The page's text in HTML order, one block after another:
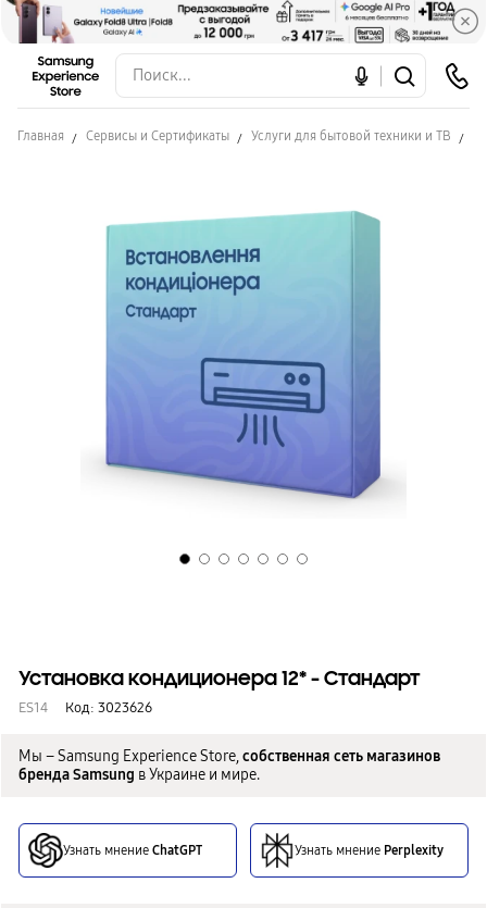
Главная Сервисы и Сертификаты Услуги для бытовой техники и ТВ
Установка кондиционера 12* - Стандарт
ES14 Код: 3023626
Мы – Samsung Experience Store,собственная сеть магазинов
бренда Samsung в Украине и мире.
Узнать мнение ChatGPT Узнать мнение Perplexity